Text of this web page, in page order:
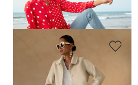
30-Tage-Bestpreis**: 89,95 € (-5%)
MADELEINE
Jeans mit feinem Fransensaum